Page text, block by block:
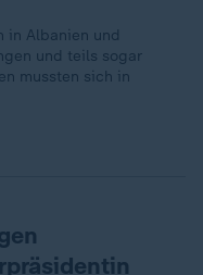
in Albanien und
und teils sogar
mussten sich in